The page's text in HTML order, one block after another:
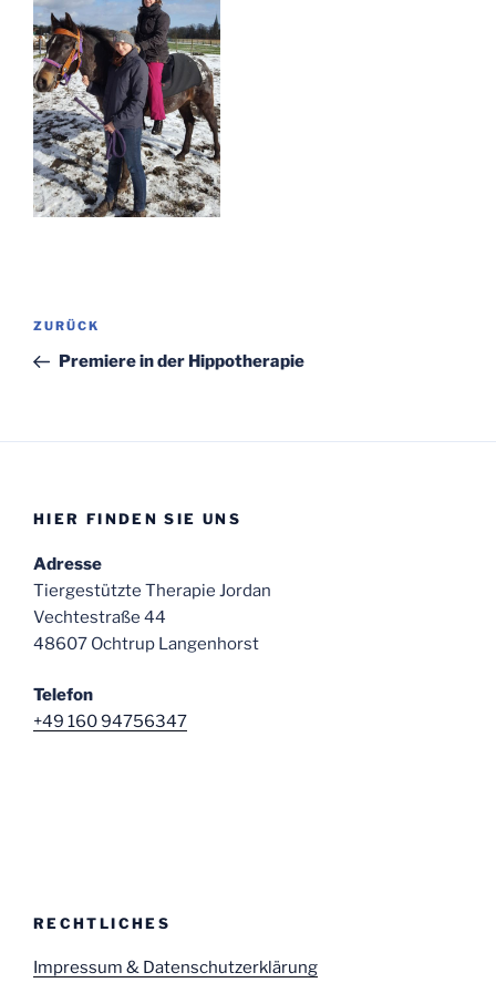
Beitragsnavigation
Vorheriger
Beitrag
ZURÜCK
Premiere in der Hippotherapie
HIER FINDEN SIE UNS
Adresse
Tiergestützte Therapie Jordan
Vechtestraße 44
48607 Ochtrup Langenhorst
Telefon
+49 160 94756347
RECHTLICHES
Impressum & Datenschutzerklärung